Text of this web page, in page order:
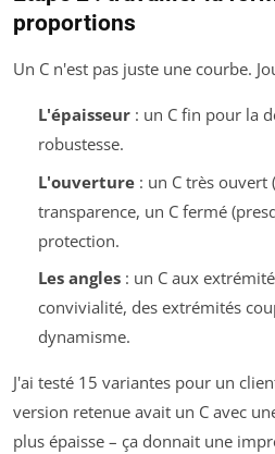
proportions
Un C n'est pas juste une courbe.
L'épaisseur: un C fin pour la
robustesse.
L'ouverture: un C très ouvert
transparence, un C fermé
protection.
Les angles: un C aux
convivialité, des extrémités
dynamisme.
J'ai testé 15 variantes pour un
version retenue avait un C avec
plus épaisse – ça donnait une